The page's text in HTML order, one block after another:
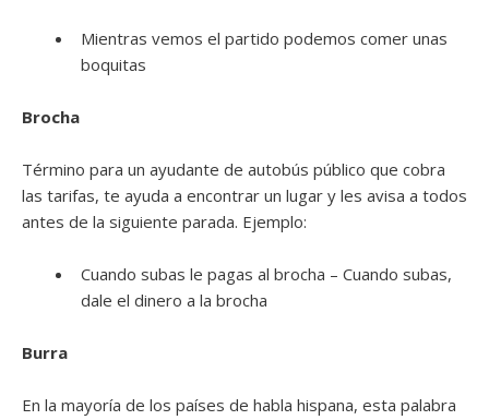
Mientras vemos el partido podemos comer unas
boquitas
Brocha
Término para un ayudante de autobús público que cobra
las tarifas, te ayuda a encontrar un lugar y les avisa a todos
antes de la siguiente parada. Ejemplo:
Cuando subas le pagas al brocha – Cuando subas,
dale el dinero a la brocha
Burra
En la mayoría de los países de habla hispana, esta palabra